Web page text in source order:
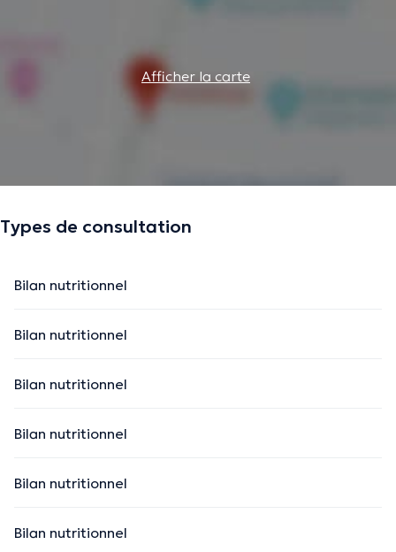
Afficher la carte
Types de consultation
Bilan nutritionnel
Bilan nutritionnel
Bilan nutritionnel
Bilan nutritionnel
Bilan nutritionnel
Bilan nutritionnel